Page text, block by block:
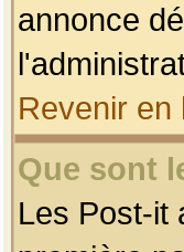
annonce
Revenir en
Que sont
Les Post-it